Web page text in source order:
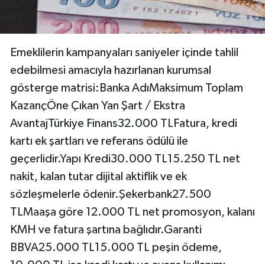
Emeklilerin kampanyaları saniyeler içinde tahlil
edebilmesi amacıyla hazırlanan kurumsal
gösterge matrisi:Banka AdıMaksimum Toplam
KazançÖne Çıkan Yan Şart / Ekstra
AvantajTürkiye Finans32.000 TLFatura, kredi
kartı ek şartları ve referans ödülü ile
geçerlidir.Yapı Kredi30.000 TL15.250 TL net
nakit, kalan tutar dijital aktiflik ve ek
sözleşmelerle ödenir.Şekerbank27.500
TLMaaşa göre 12.000 TL net promosyon, kalanı
KMH ve fatura şartına bağlıdır.Garanti
BBVA25.000 TL15.000 TL peşin ödeme,